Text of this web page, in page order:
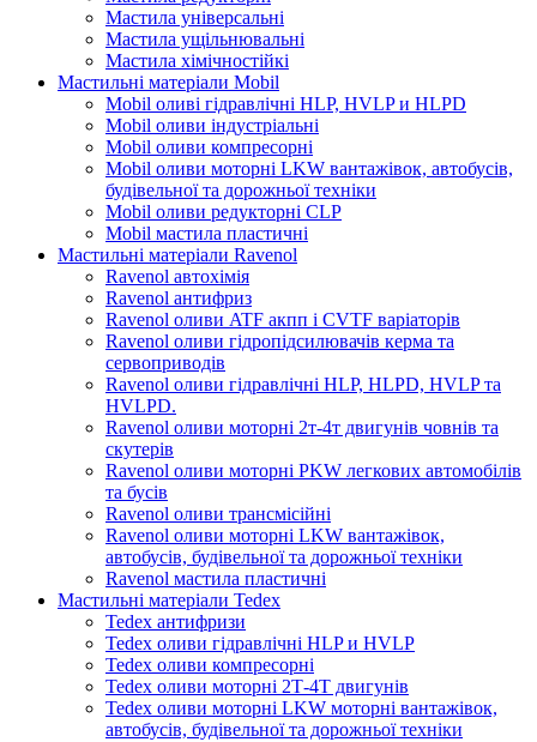
Мастила універсальні
Мастила ущільнювальні
Мастила хімічностійкі
Мастильні матеріали Mobil
Mobil оливі гідравлічні HLP, HVLP и HLPD
Mobil оливи індустріальні
Mobil оливи компресорні
Mobil оливи моторні LKW вантажівок, автобусів,
будівельної та дорожньої техніки
Mobil оливи редукторні CLP
Mobil мастила пластичні
Мастильні матеріали Ravenol
Ravenol автохімія
Ravenol антифриз
Ravenol оливи ATF акпп і CVTF варіаторів
Ravenol оливи гідропідсилювачів керма та
сервоприводів
Ravenol оливи гідравлічні HLP, HLPD, HVLP та
HVLPD.
Ravenol оливи моторні 2т-4т двигунів човнів та
скутерів
Ravenol оливи моторні PKW легкових автомобілів
та бусів
Ravenol оливи трансмісійні
Ravenol оливи моторні LKW вантажівок,
автобусів, будівельної та дорожньої техніки
Ravenol мастила пластичні
Мастильні матеріали Tedex
Tedex антифризи
Tedex оливи гідравлічні HLP и HVLP
Tedex оливи компресорні
Tedex оливи моторні 2Т-4Т двигунів
Tedex оливи моторні LKW моторні вантажівок,
автобусів, будівельної та дорожньої техніки